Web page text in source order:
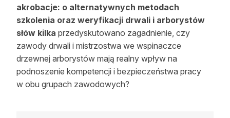
akrobacje: o alternatywnych metodach
szkolenia oraz weryfikacji drwali i arborystów
słów kilka przedyskutowano zagadnienie, czy
zawody drwali i mistrzostwa we wspinaczce
drzewnej arborystów mają realny wpływ na
podnoszenie kompetencji i bezpieczeństwa pracy
w obu grupach zawodowych?